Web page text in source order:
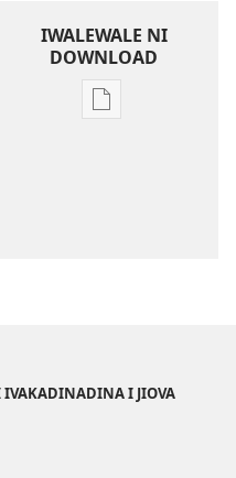
IWALEWALE NI
DOWNLOAD
Sala
meI JIOVA